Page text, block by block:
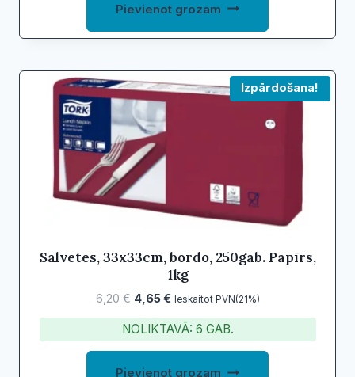
Pievienot grozam
Izpārdošana!
Salvetes, 33x33cm, bordo, 250gab. Papīrs,
1kg
6,20€ Original
price
was:
6,20 €.
4,65€Current
price
is:
4,65 €.
Ieskaitot PVN(21%)
NOLIKTAVĀ: 6 GAB.
Pievienot grozam